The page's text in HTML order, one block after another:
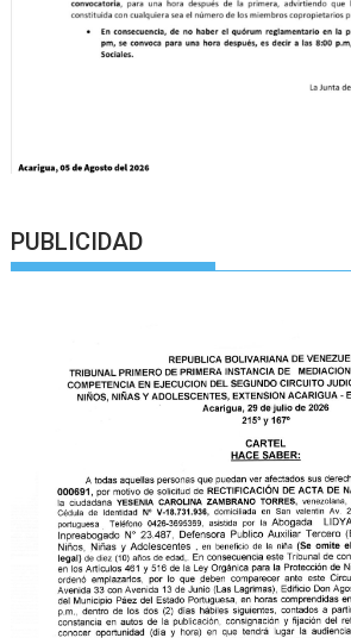
PUBLICIDAD